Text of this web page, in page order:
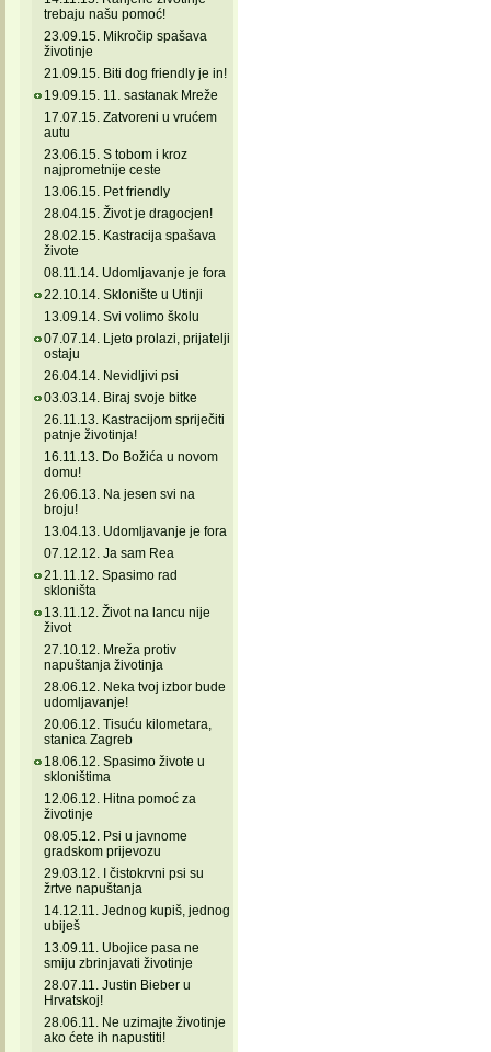
trebaju našu pomoć!
23.09.15. Mikročip spašava
životinje
21.09.15. Biti dog friendly je in!
19.09.15. 11. sastanak Mreže
17.07.15. Zatvoreni u vrućem
autu
23.06.15. S tobom i kroz
najprometnije ceste
13.06.15. Pet friendly
28.04.15. Život je dragocjen!
28.02.15. Kastracija spašava
živote
08.11.14. Udomljavanje je fora
22.10.14. Sklonište u Utinji
13.09.14. Svi volimo školu
07.07.14. Ljeto prolazi, prijatelji
ostaju
26.04.14. Nevidljivi psi
03.03.14. Biraj svoje bitke
26.11.13. Kastracijom spriječiti
patnje životinja!
16.11.13. Do Božića u novom
domu!
26.06.13. Na jesen svi na
broju!
13.04.13. Udomljavanje je fora
07.12.12. Ja sam Rea
21.11.12. Spasimo rad
skloništa
13.11.12. Život na lancu nije
život
27.10.12. Mreža protiv
napuštanja životinja
28.06.12. Neka tvoj izbor bude
udomljavanje!
20.06.12. Tisuću kilometara,
stanica Zagreb
18.06.12. Spasimo živote u
skloništima
12.06.12. Hitna pomoć za
životinje
08.05.12. Psi u javnome
gradskom prijevozu
29.03.12. I čistokrvni psi su
žrtve napuštanja
14.12.11. Jednog kupiš, jednog
ubiješ
13.09.11. Ubojice pasa ne
smiju zbrinjavati životinje
28.07.11. Justin Bieber u
Hrvatskoj!
28.06.11. Ne uzimajte životinje
ako ćete ih napustiti!